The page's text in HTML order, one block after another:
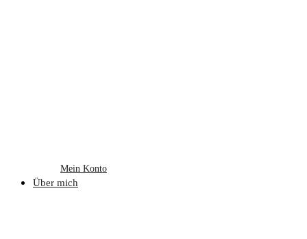
Mein Konto
Über mich